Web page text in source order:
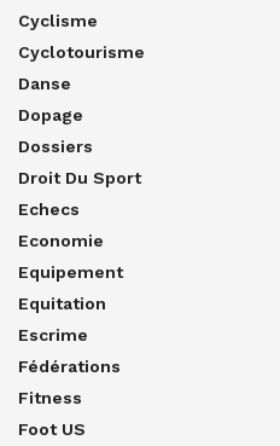
Cyclisme
Cyclotourisme
Danse
Dopage
Dossiers
Droit Du Sport
Echecs
Economie
Equipement
Equitation
Escrime
Fédérations
Fitness
Foot US